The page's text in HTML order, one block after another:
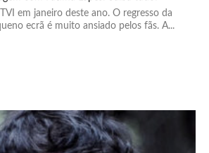
em janeiro deste ano. O regresso da
ecrã é muito ansiado pelos fãs. A...